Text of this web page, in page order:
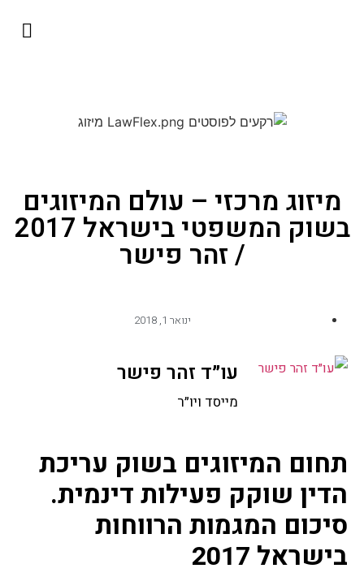
מיזוג מרכזי – עולם המיזוגים
בשוק המשפטי בישראל 2017
/ זהר פישר
ינואר 1, 2018
עו״ד זהר פישר
מייסד ויו״ר
תחום המיזוגים בשוק עריכת
הדין שוקק פעילות דינמית.
סיכום המגמות הרווחות
בישראל 2017